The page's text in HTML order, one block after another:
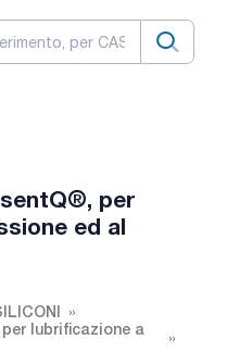
per
ed al
lubrificazione a